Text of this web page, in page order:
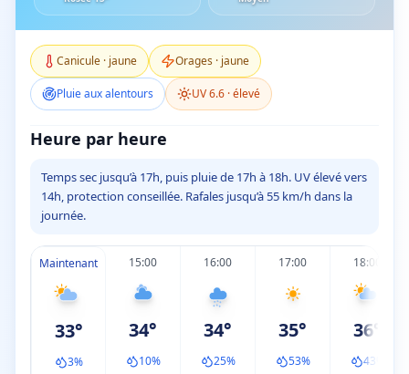
Canicule · jaune Orages · jaune
Pluie aux alentours UV6.6 ·élevé
Heure par heure
Temps sec jusqu’à 17h, puis pluie de 17h à 18h. UV élevé vers
14h, protection conseillée. Rafales jusqu’à 55 km/h dans la
journée.
Maintenant
33°
3%
15:00
34°
10%
16:00
34°
25%
17:00
35°
53%
18:00
36°
43